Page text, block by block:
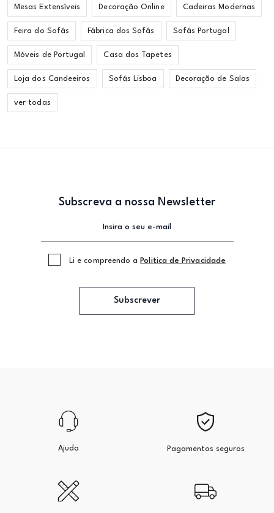
Mesas Extensíveis Decoração Online Cadeiras Modernas
Feira do Sofás Fábrica dos Sofás Sofás Portugal
Móveis de Portugal Casa dos Tapetes
Loja dos Candeeiros Sofás Lisboa Decoração de Salas
ver todas
Subscreva a nossa Newsletter
Li e compreendo a Politica de Privacidade
Subscrever
Ajuda Pagamentos seguros